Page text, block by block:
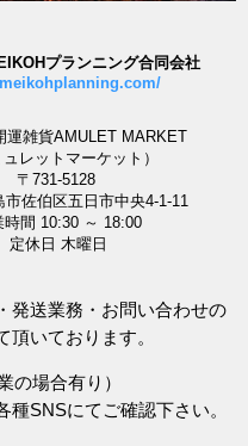
プランニング合同会社
運雑貨AMULET MARKET
ュレットマーケット）
〒731-5128
市佐伯区五日市中央4-1-11
時間 10:30 ～ 18:00
定休日 木曜日
発送業務・お問い合わせの
いております。
場合有り）
SNSにてご確認下さい。